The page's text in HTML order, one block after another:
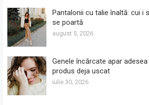
Pantalonii cu talie înaltă: cui i
se poartă
august 5, 2026
Genele încărcate apar
produs deja uscat
iulie 30, 2026